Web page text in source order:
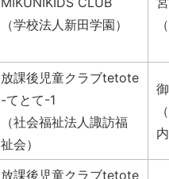
（学校法人新田学園）
放課後児童クラブtetote
-てとて-1
（社会福祉法人諏訪福
祉会）
内
放課後児童クラブtetote